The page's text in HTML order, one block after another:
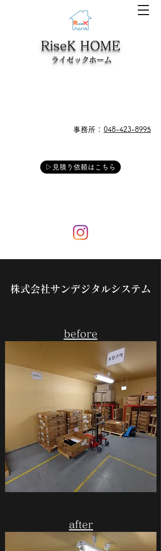
RiseK HOME
​ライゼックホーム
​事務所： 048-423-8995
▷見積り依頼はこちら
株式会社サンデジタルシステム
before
​after